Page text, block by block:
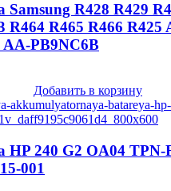
Samsung R428 R429
R464 R465 R466 R425
AA-PB9NC6B
Добавить в корзину
HP 240 G2 OA04 TPN-
001